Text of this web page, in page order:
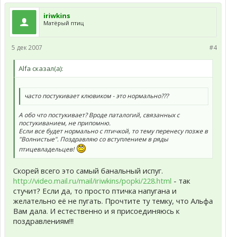
iriwkins
Матёрый птиц
#4
5 дек 2007
Alfa сказал(а):
часто постукивает клювиком - это нормально???
А обо что постукивает? Вроде паталогий, связанных с
постукиванием, не припомню.
Если все будет нормально с птичкой, то тему перенесу позже в
"Волнистые". Поздравляю со вступлением в ряды
птицевладельцев!
Скорей всего это самый банальный испуг.
http://video.mail.ru/mail/iriwkins/popki/228.html - так
стучит? Если да, то просто птичка напугана и
желательно её не пугать. Прочтите ту темку, что Альфа
Вам дала. И естественно и я присоединяюсь к
поздравлениям!!!